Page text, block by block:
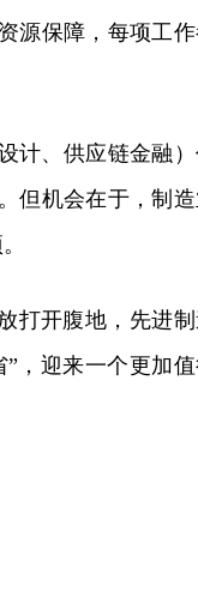
源保障，每项工
计、供应链金融
但机会在于，制
打开腹地，先进制
，迎来一个更加